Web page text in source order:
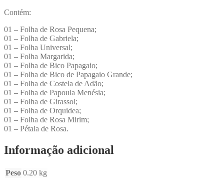
Contém:
01 – Folha de Rosa Pequena;
01 – Folha de Gabriela;
01 – Folha Universal;
01 – Folha Margarida;
01 – Folha de Bico Papagaio;
01 – Folha de Bico de Papagaio Grande;
01 – Folha de Costela de Adão;
01 – Folha de Papoula Menésia;
01 – Folha de Girassol;
01 – Folha de Orquidea;
01 – Folha de Rosa Mirim;
01 – Pétala de Rosa.
Informação adicional
Peso 0.20 kg